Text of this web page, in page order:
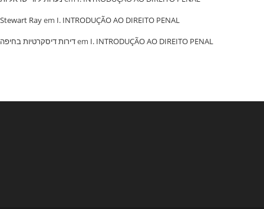
Stewart Rayem I. INTRODUÇÃO AO DIREITO PENAL
‏דירות דיסקרטיות בחיפהem I. INTRODUÇÃO AO DIREITO PENAL